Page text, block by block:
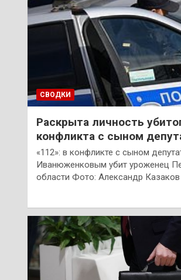
СВОДКИ
Раскрыта личность
конфликта с сыном
«112»: в конфликте с сыном
Иванюженковым убит уроженец
области Фото: Александр